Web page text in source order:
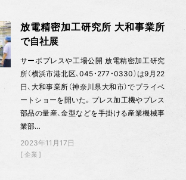
放電精密加工研究所 大和事業所
で自社展
サーボプレスや工場公開 放電精密加工研究
所（横浜市港北区、045・277・0330）は9月22
日、大和事業所（神奈川県大和市）でプライベ
ートショーを開いた。プレス加工機やプレス
部品の量産、金型などを手掛ける産業機械事
業部…
2023年11月17日
企業